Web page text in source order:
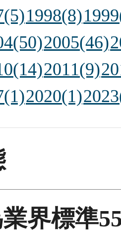
1998(8)
2005(46)
2011(9)
2020(1)
界標準